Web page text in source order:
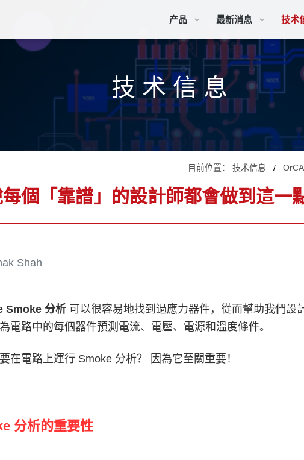
产品 最新消息 技术
技 术 信 息
目前位置： 技术信息
個「靠譜」的設計師都會做到這一
Shah
Smoke 分析 可以很容易地找到過應力器件，從而幫助我們設
電路中的每個器件預測電流、電壓、電源和溫度條件。
在電路上運行 Smoke 分析？ 因為它至關重要！
分析的重要性